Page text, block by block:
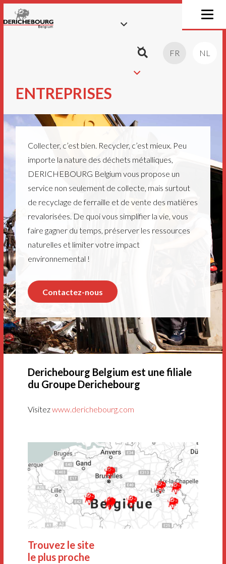
FR NL
ENTREPRISES
Collecter, c’est bien. Recycler, c’est mieux. Peu
importe la nature des déchets métalliques,
DERICHEBOURG Belgium vous propose un
service non seulement de collecte, mais surtout
de recyclage de ferraille et de vente des matières
revalorisées. De quoi vous simplifier la vie, vous
faire gagner du temps, préserver les ressources
naturelles et limiter votre impact
environnemental !
Contactez-nous
Derichebourg Belgium est une filiale
du Groupe Derichebourg
Visitezwww.derichebourg.com
Trouvez le site
le plus proche